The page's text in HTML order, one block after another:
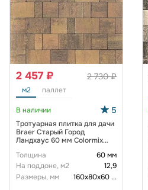
2 730 ₽
2 457 ₽
м2 паллет
В наличии 5
Тротуарная плитка для дачи
Braer Старый Город
Ландхаус 60 мм Colormix
Толщина
60 мм
На поддоне, м2
12,9
Размеры, мм
160х80х60...